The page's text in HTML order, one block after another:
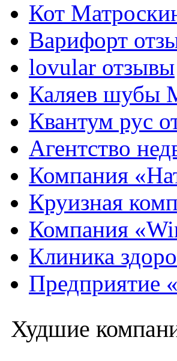
Кот
Варифорт
lovular отзывы
Каляев шубы
Квантум рус
Агентство
Компания
Круизная
Компания
Клиника
Предприятие
Худшие